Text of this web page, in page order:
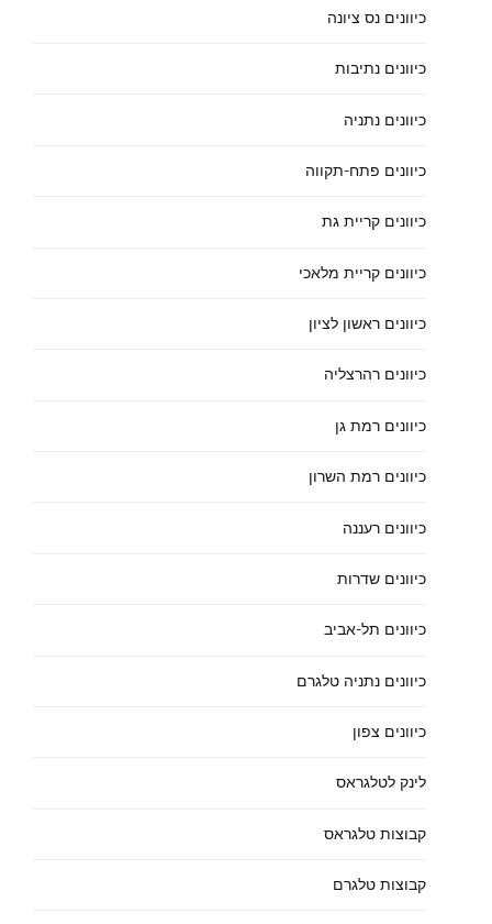
כיוונים נס ציונה
כיוונים נתיבות
כיוונים נתניה
כיוונים פתח-תקווה
כיוונים קריית גת
כיוונים קריית מלאכי
כיוונים ראשון לציון
כיוונים רהרצליה
כיוונים רמת גן
כיוונים רמת השרון
כיוונים רעננה
כיוונים שדרות
כיוונים תל-אביב
כיוונים נתניה טלגרם
כיוונים צפון
לינק לטלגראס
קבוצות טלגראס
קבוצות טלגרם